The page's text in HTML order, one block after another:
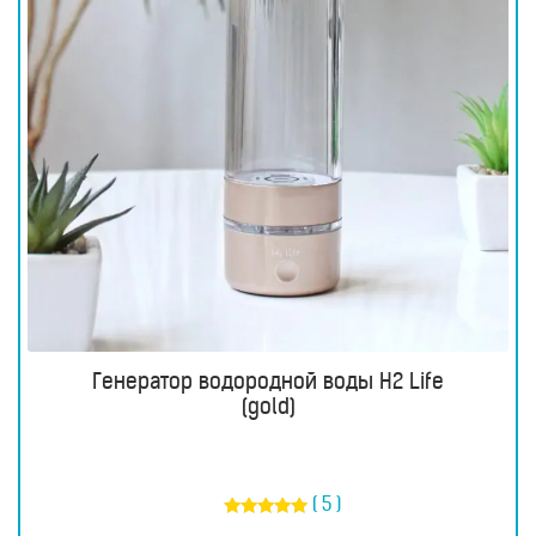
Генератор водородной воды H2 Life
(gold)
( 5 )